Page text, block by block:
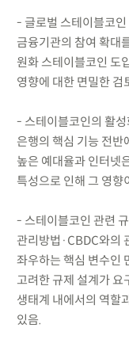
- 글로벌 스테이블코
금융기관의 참여 확대
원화 스테이블코인 도
영향에 대한 면밀한 검
- 스테이블코인의 활
은행의 핵심 기능 전반
높은 예대율과 인터넷
특성으로 인해 그 영향
- 스테이블코인 관련
관리방법·CBDC와의
좌우하는 핵심 변수인
고려한 규제 설계가 요
생태계 내에서의 역할
있음.